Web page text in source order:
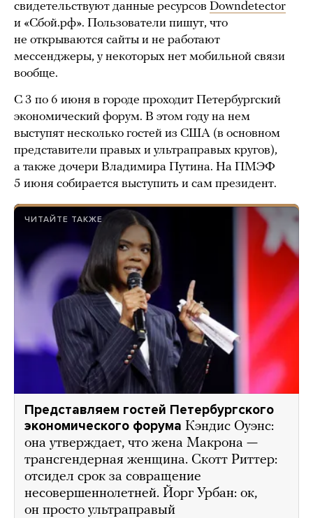
свидетельствуют данные ресурсов Downdetector
и «Сбой.рф». Пользователи пишут, что
не открываются сайты и не работают
мессенджеры, у некоторых нет мобильной связи
вообще.
С 3 по 6 июня в городе проходит Петербургский
экономический форум. В этом году на нем
выступят несколько гостей из США (в основном
представители правых и ультраправых кругов),
а также дочери Владимира Путина. На ПМЭФ
5 июня собирается выступить и сам президент.
ЧИТАЙТЕ ТАКЖЕ
Представляем гостей Петербургского
экономического форума Кэндис Оуэнс:
она утверждает, что жена Макрона —
трансгендерная женщина. Скотт Риттер:
отсидел срок за совращение
несовершеннолетней. Йорг Урбан: ок,
он просто ультраправый